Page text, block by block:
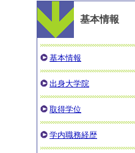
基本情報
基本情報
出身大学院
取得学位
学内職務経歴